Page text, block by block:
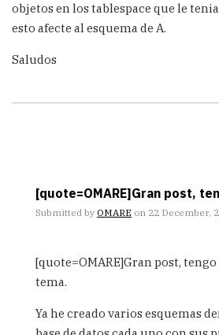
objetos en los tablespace que le tenia
esto afecte al esquema de A.
Saludos
[quote=OMARE]Gran post,
Submitted by OMARE on 22 December,
reply
to
Gran
tengo
[quote=OMARE]Gran post,
tema.
Ya he creado varios esquemas